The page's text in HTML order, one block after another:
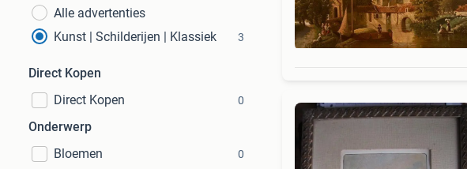
Alle advertenties
Kunst | Schilderijen | Klassiek
3
Direct Kopen
Direct Kopen
0
Onderwerp
Bloemen
0